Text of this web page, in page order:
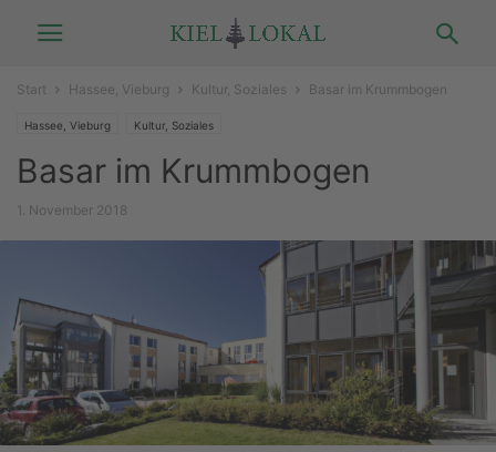
Start Hassee, Vieburg Kultur, Soziales Basar im Krummbogen
Hassee, Vieburg Kultur, Soziales
Basar im Krummbogen
1. November 2018